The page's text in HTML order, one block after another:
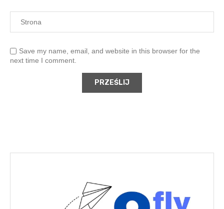
Save my name, email, and website in this browser for the
next time I comment.